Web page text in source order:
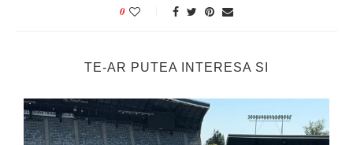
0
TE-AR PUTEA INTERESA SI